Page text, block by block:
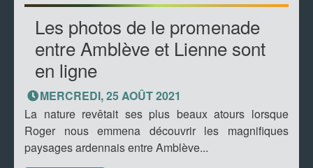
Les photos de le promenade
entre Amblève et Lienne sont
en ligne
MERCREDI, 25 AOÛT 2021
La nature revêtait ses plus beaux atours lorsque
Roger nous emmena découvrir les magnifiques
paysages ardennais entre Amblève...